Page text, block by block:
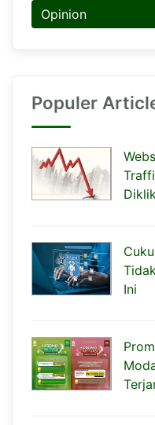
Opinion
Populer
Ini